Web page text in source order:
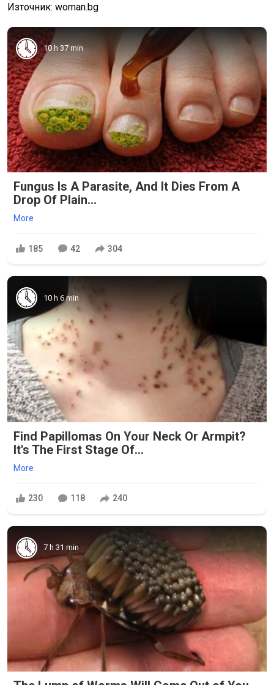
Източник: woman.bg
10 h 37 min
Fungus Is A Parasite, And It Dies From A
Drop Of Plain...
More
185 42 304
10 h 6 min
Find Papillomas On Your Neck Or Armpit?
It's The First Stage Of...
More
230 118 240
7 h 31 min